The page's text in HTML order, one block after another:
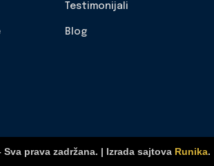
Testimonijali
Blog
prava zadržana. | Izrada sajtova Runika.